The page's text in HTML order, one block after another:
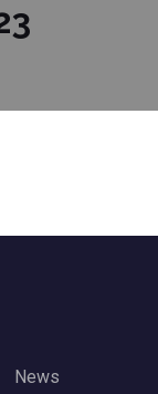
News